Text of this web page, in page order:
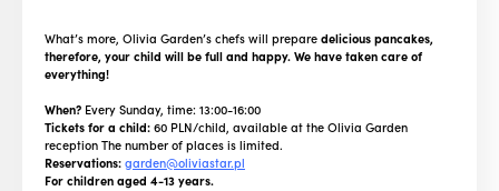
What’s more, Olivia Garden’s chefs will preparedelicious pancakes,
therefore, your child will be full and happy. We have taken care of
everything!
When? Every Sunday, time: 13:00-16:00
Tickets for a child:60 PLN/child, available at the Olivia Garden
reception The number of places is limited.
Reservations:garden@oliviastar.pl
For children aged 4-13 years.